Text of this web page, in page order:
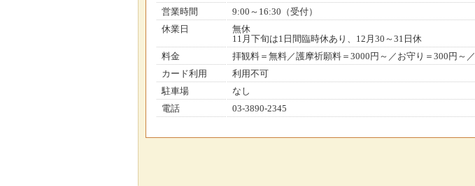
営業時間
9:00～16:30（受付）
休業日
無休
11月下旬は1日間臨時休あり、12月30～31日休
料金
拝観料＝無料／護摩祈願料＝3000円～／お守り＝300円～／
カード利用
利用不可
駐車場
なし
電話
03-3890-2345